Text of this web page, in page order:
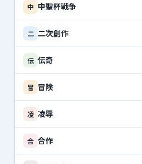
中 中聖杯戦争
二 二次創作
伝 伝奇
冒 冒険
凌 凌辱
合 合作